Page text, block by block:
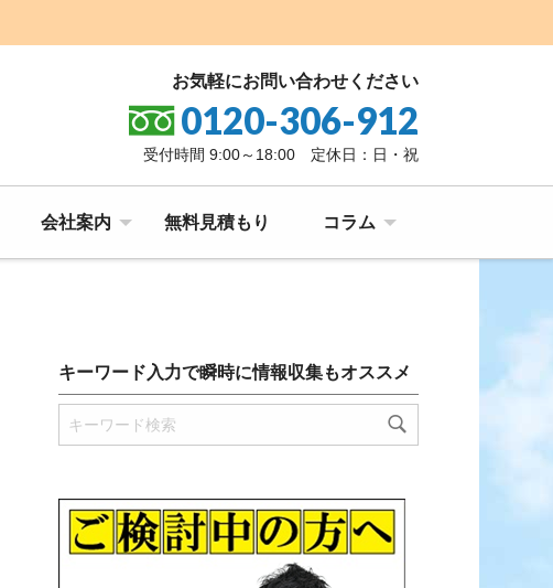
お気軽にお問い合わせください
0120-306-912
受付時間 9:00～18:00 定休日：日・祝
会社案内 無料見積もり コラム
キーワード入力で瞬時に情報収集もオススメ